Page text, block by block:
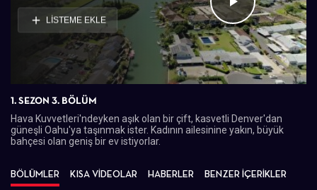
Videoyu
Oynat
LİSTEME EKLE
1. SEZON 3. BÖLÜM
Hava Kuvvetleri'ndeyken aşık olan bir çift, kasvetli Denver'dan
güneşli Oahu'ya taşınmak ister. Kadının ailesinine yakın, büyük
bahçesi olan geniş bir ev istiyorlar.
BÖLÜMLER KISA VİDEOLAR HABERLER BENZER İÇERİKLER